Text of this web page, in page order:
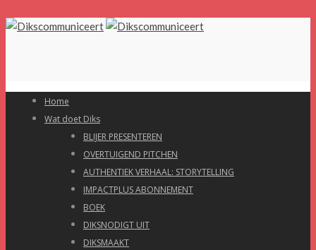
Home
Wat doet Diks
BLIJER PRESENTEREN
OVERTUIGEND PITCHEN
AUTHENTIEK VERHAAL: STORYTELLING
IMPACTPLUS ABONNEMENT
BOEK
DIKSNODIGT UIT
DIKSMAAKT